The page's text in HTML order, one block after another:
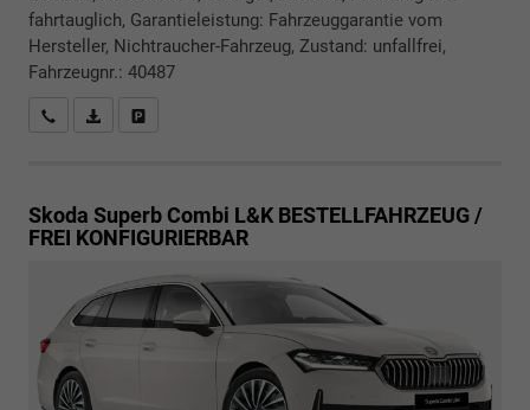
fahrtauglich, Garantieleistung: Fahrzeuggarantie vom
Hersteller, Nichtraucher-Fahrzeug, Zustand: unfallfrei,
Fahrzeugnr.: 40487
Rückrufbitte absenden
PDF-Datei, Fahrzeugexposé drucken
Skoda Superb Combi L&K BESTELLFAHRZEUG /
FREI KONFIGURIERBAR